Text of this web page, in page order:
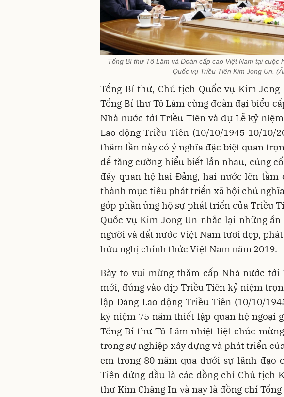
Tổng Bí thư Tô Lâm và Đoàn cấp cao Việt Nam tại cuộc
Quốc vụ Triều Tiên Kim Jong Un.
Tổng Bí thư, Chủ tịch Quốc vụ Kim
Tổng Bí thư Tô Lâm cùng đoàn đại biểu
Nhà nước tới Triều Tiên và dự Lễ kỷ
Lao động Triều Tiên (10/10/1945-10/10/
thăm lần này có ý nghĩa đặc biệt quan
để tăng cường hiểu biết lẫn nhau, củng
đẩy quan hệ hai Đảng, hai nước lên tầm
thành mục tiêu phát triển xã hội chủ
góp phần ủng hộ sự phát triển của Triều
Quốc vụ Kim Jong Un nhắc lại những
người và đất nước Việt Nam tươi đẹp,
hữu nghị chính thức Việt Nam năm 2019.
Bày tỏ vui mừng thăm cấp Nhà nước
mới, đúng vào dịp Triều Tiên kỷ niệm
lập Đảng Lao động Triều Tiên (10/10/
kỷ niệm 75 năm thiết lập quan hệ ngoại
Tổng Bí thư Tô Lâm nhiệt liệt chúc
trong sự nghiệp xây dựng và phát triển
em trong 80 năm qua dưới sự lãnh đạo
Tiên đứng đầu là các đồng chí Chủ tịch
thư Kim Châng In và nay là đồng chí